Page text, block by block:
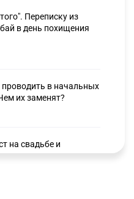
Переписку из
в день похищения
в начальных
их заменят?
на свадьбе и